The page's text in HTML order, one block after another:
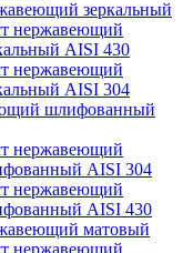
зеркальный
нержавеющий
AISI 430
нержавеющий
AISI 304
шлифованный
нержавеющий
AISI 304
нержавеющий
AISI 430
матовый
нержавеющий